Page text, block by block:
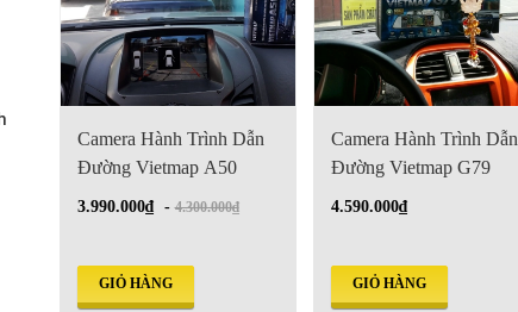
Camera Hành Trình Dẫn
Đường Vietmap A50
3.990.000₫ -4.300.000₫
GIỎ HÀNG
Camera Hành Trình Dẫn
Đường Vietmap G79
4.590.000₫
GIỎ HÀNG